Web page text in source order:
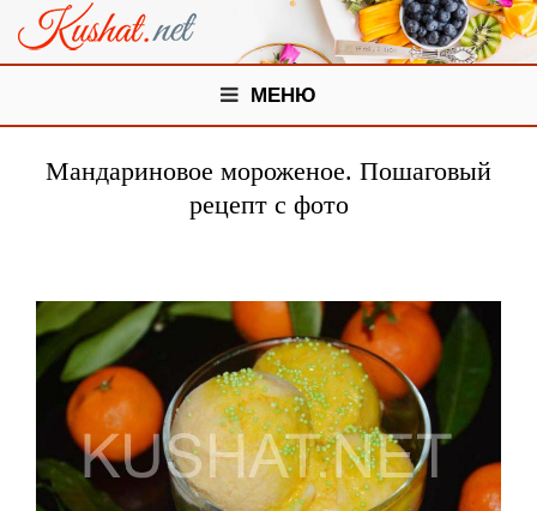
МЕНЮ
Мандариновое мороженое. Пошаговый
рецепт с фото